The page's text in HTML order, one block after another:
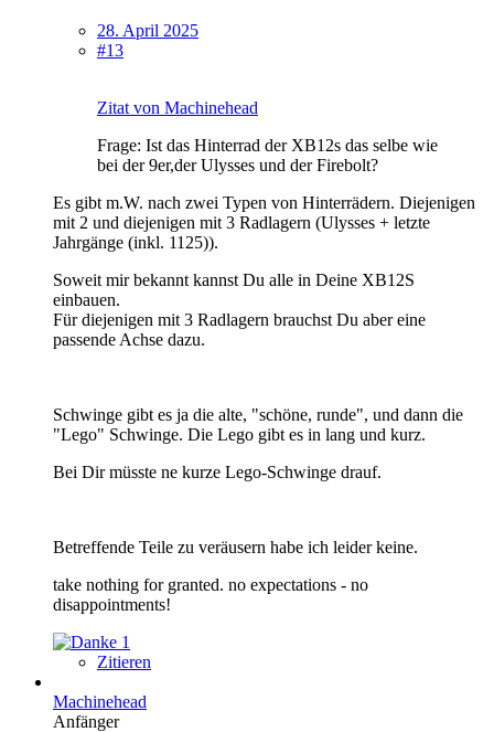
28. April 2025
#13
Zitat von Machinehead
Frage: Ist das Hinterrad der XB12s das selbe wie
bei der 9er,der Ulysses und der Firebolt?
Es gibt m.W. nach zwei Typen von Hinterrädern. Diejenigen
mit 2 und diejenigen mit 3 Radlagern (Ulysses + letzte
Jahrgänge (inkl. 1125)).
Soweit mir bekannt kannst Du alle in Deine XB12S
einbauen.
Für diejenigen mit 3 Radlagern brauchst Du aber eine
passende Achse dazu.
Schwinge gibt es ja die alte, "schöne, runde", und dann die
"Lego" Schwinge. Die Lego gibt es in lang und kurz.
Bei Dir müsste ne kurze Lego-Schwinge drauf.
Betreffende Teile zu veräusern habe ich leider keine.
take nothing for granted. no expectations - no
disappointments!
1
Zitieren
Machinehead
Anfänger